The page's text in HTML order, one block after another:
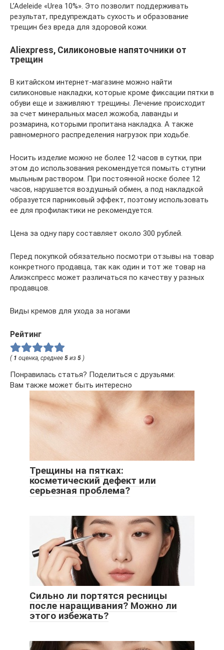
L’Adeleide «Urea 10%». Это позволит поддерживать
результат, предупреждать сухость и образование
трещин без вреда для здоровой кожи.
Aliexpress, Силиконовые напяточники от
трещин
В китайском интернет-магазине можно найти
силиконовые накладки, которые кроме фиксации пятки в
обуви еще и заживляют трещины. Лечение происходит
за счет минеральных масел жожоба, лаванды и
розмарина, которыми пропитана накладка. А также
равномерного распределения нагрузок при ходьбе.
Носить изделие можно не более 12 часов в сутки, при
этом до использования рекомендуется помыть ступни
мыльным раствором. При постоянной носке более 12
часов, нарушается воздушный обмен, а под накладкой
образуется парниковый эффект, поэтому использовать
ее для профилактики не рекомендуется.
Цена за одну пару составляет около 300 рублей.
Перед покупкой обязательно посмотри отзывы на товар
конкретного продавца, так как один и тот же товар на
Алиэкспресс может различаться по качеству у разных
продавцов.
Виды кремов для ухода за ногами
Рейтинг
( 1 оценка, среднее 5 из 5 )
Понравилась статья? Поделиться с друзьями:
Вам также может быть интересно
Трещины на пятках:
косметический дефект или
серьезная проблема?
Сильно ли портятся ресницы
после наращивания? Можно ли
этого избежать?